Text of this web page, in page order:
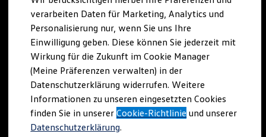
Familienautos
Kombis
Kompaktwagen
Sportwagen
Schnell verfügbare Fahrzeuge
Angebote und Produkte
Aktuelle Angebote
E-Auto-Förderung
Volkswagen Marktplatz
Die ENERGY Sondermodelle
Junge Gebrauchtwagen und Gebrauchtwagen
Volkswagen Zertifizierte Gebrauchtwagen
Elektromobilität bei Gebrauchtwagen
verarbeiten Daten für Marketing, Analytics und
Personalisierung nur, wenn Sie uns Ihre
Einwilligung geben. Diese können Sie jederzeit mit
Wirkung für die Zukunft im Cookie Manager
(Meine Präferenzen verwalten) in der
Datenschutzerklärung widerrufen. Weitere
Informationen zu unseren eingesetzten Cookies
finden Sie in unsererCookie-Richtlinie und unserer
Datenschutzerklärung.